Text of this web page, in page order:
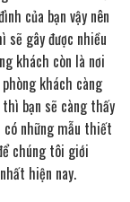
của bạn vậy nên
sẽ gây được nhiều
khách còn là nơi
khách càng
bạn sẽ càng thấy
có những mẫu thiết
chúng tôi giới
hiện nay.